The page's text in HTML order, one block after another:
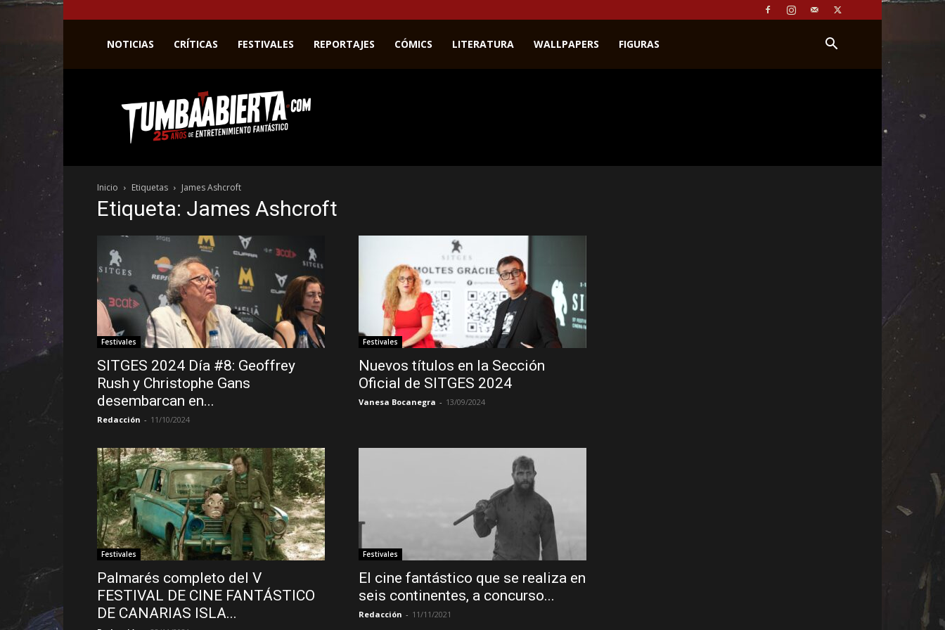
NOTICIAS CRÍTICAS FESTIVALES REPORTAJES CÓMICS LITERATURA WALLPAPERS FIGURAS
web
del
entretenimiento
el
género
fantástico.
Inicio Etiquetas James Ashcroft
Etiqueta: James Ashcroft
Festivales
SITGES 2024 Día #8: Geoffrey
Rush y Christophe Gans
desembarcan en...
Redacción - 11/10/2024
Festivales
Nuevos títulos en la Sección
Oficial de SITGES 2024
Vanesa Bocanegra - 13/09/2024
Festivales
Palmarés completo del V
FESTIVAL DE CINE FANTÁSTICO
DE CANARIAS ISLA...
Festivales
El cine fantástico que se realiza en
seis continentes, a concurso...
Redacción - 11/11/2021